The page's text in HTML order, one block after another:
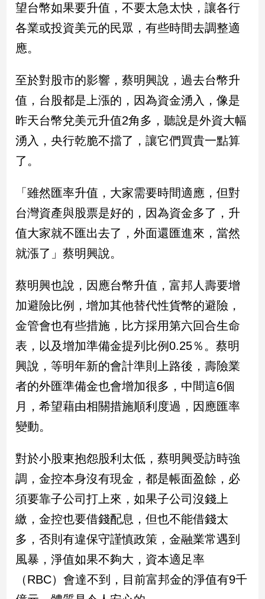
焦
品
觀
民
調
國
會
點
觀
兩
岸/
國
社
地
方
新
冠
病
專
區
台
灣
觀
點
南
台
灣
點
望台幣如果要升值，不要太急太快，讓各行
各業或投資美元的民眾，有些時間去調整適
應。
至於對股市的影響，蔡明興說，過去台幣升
值，台股都是上漲的，因為資金湧入，像是
昨天台幣兌美元升值2角多，聽說是外資大幅
湧入，央行乾脆不擋了，讓它們買貴一點算
了。
「雖然匯率升值，大家需要時間適應，但對
台灣資產與股票是好的，因為資金多了，升
值大家就不匯出去了，外面還匯進來，當然
就漲了」蔡明興說。
蔡明興也說，因應台幣升值，富邦人壽要增
加避險比例，增加其他替代性貨幣的避險，
金管會也有些措施，比方採用第六回合生命
表，以及增加準備金提列比例0.25％。蔡明
興說，等明年新的會計準則上路後，壽險業
者的外匯準備金也會增加很多，中間這6個
月，希望藉由相關措施順利度過，因應匯率
變動。
對於小股東抱怨股利太低，蔡明興受訪時強
調，金控本身沒有現金，都是帳面盈餘，必
須要靠子公司打上來，如果子公司沒錢上
繳，金控也要借錢配息，但也不能借錢太
多，否則有違保守謹慎政策，金融業常遇到
風暴，淨值如果不夠大，資本適足率
（RBC）會達不到，目前富邦金的淨值有9千